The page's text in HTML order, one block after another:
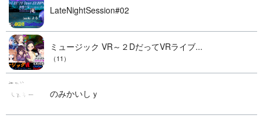
LateNightSession#02
ミュージック VR～２DだってVRライブ...
（11）
のみかいしｙ